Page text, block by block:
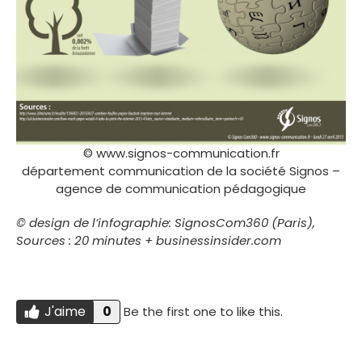
© www.signos-communication.fr
département communication de la société Signos –
agence de communication pédagogique
© design de l’infographie: SignosCom360 (Paris),
Sources : 20 minutes + businessinsider.com
Do you like this? J'AIME
J'aime 0 Be the first one to like this.